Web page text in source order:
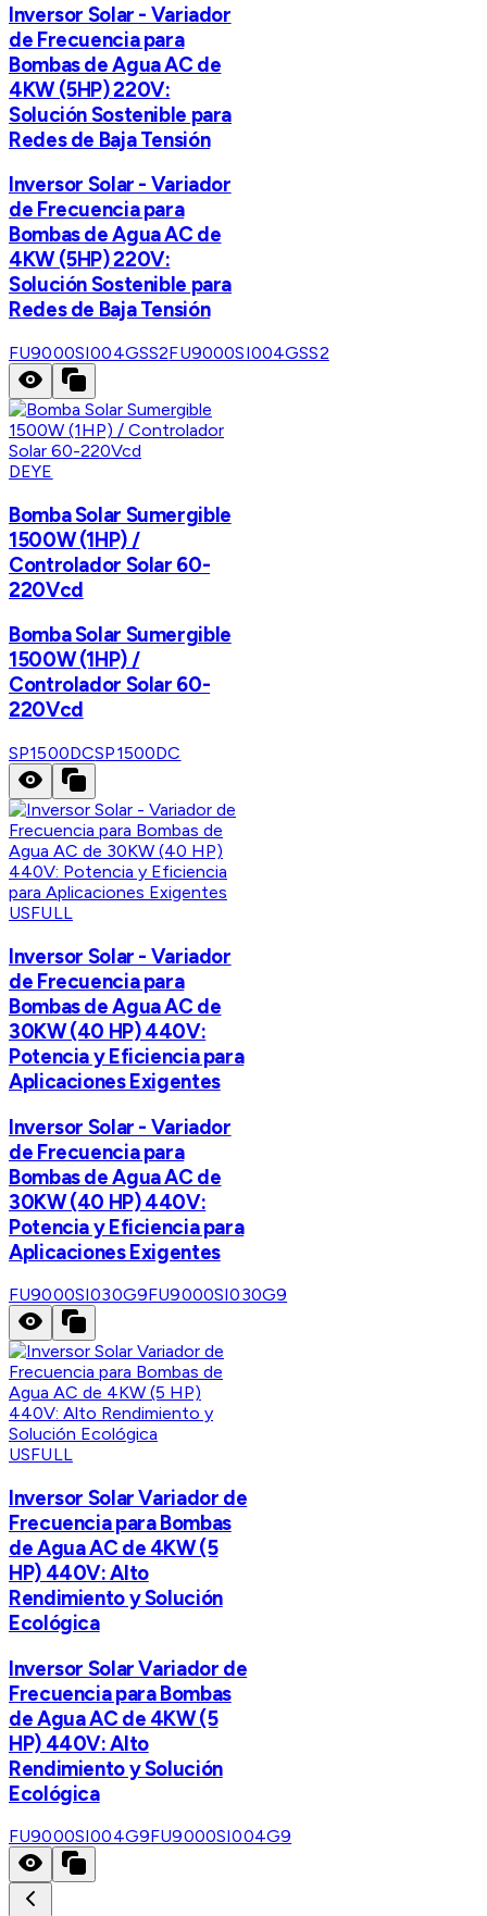
Inversor Solar - Variador
de Frecuencia para
Bombas de Agua AC de
4KW (5HP) 220V:
Solución Sostenible para
Redes de Baja Tensión
Inversor Solar - Variador
de Frecuencia para
Bombas de Agua AC de
4KW (5HP) 220V:
Solución Sostenible para
Redes de Baja Tensión
FU9000SI004GSS2FU9000SI004GSS2
DEYE
Bomba Solar Sumergible
1500W (1HP) /
Controlador Solar 60-
220Vcd
Bomba Solar Sumergible
1500W (1HP) /
Controlador Solar 60-
220Vcd
SP1500DCSP1500DC
USFULL
Inversor Solar - Variador
de Frecuencia para
Bombas de Agua AC de
30KW (40 HP) 440V:
Potencia y Eficiencia para
Aplicaciones Exigentes
Inversor Solar - Variador
de Frecuencia para
Bombas de Agua AC de
30KW (40 HP) 440V:
Potencia y Eficiencia para
Aplicaciones Exigentes
FU9000SI030G9FU9000SI030G9
USFULL
Inversor Solar Variador de
Frecuencia para Bombas
de Agua AC de 4KW (5
HP) 440V: Alto
Rendimiento y Solución
Ecológica
Inversor Solar Variador de
Frecuencia para Bombas
de Agua AC de 4KW (5
HP) 440V: Alto
Rendimiento y Solución
Ecológica
FU9000SI004G9FU9000SI004G9